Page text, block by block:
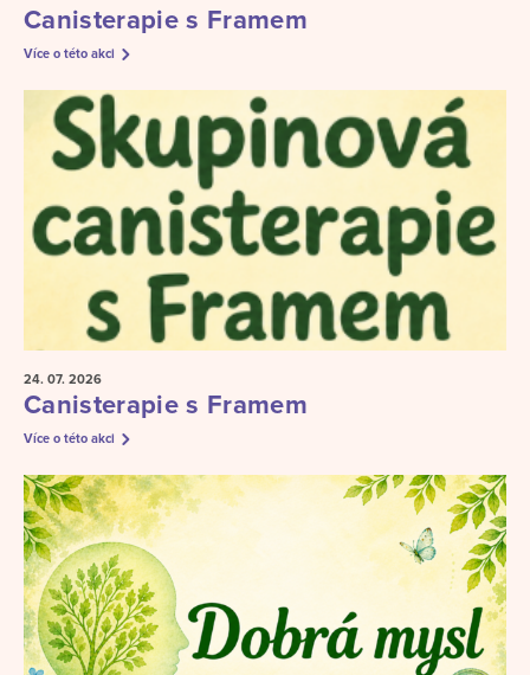
Canisterapie s Framem
Více o této akci
24. 07. 2026
Canisterapie s Framem
Více o této akci